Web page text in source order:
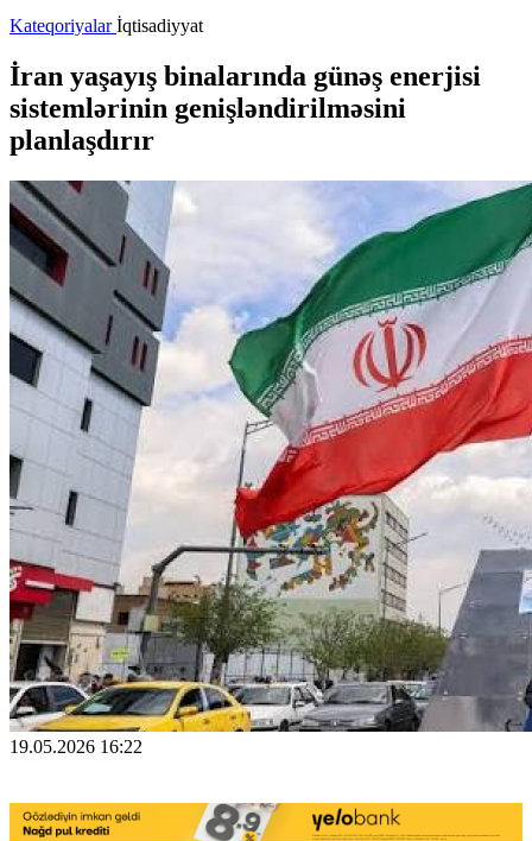
Kateqoriyalarİqtisadiyyat
İran yaşayış binalarında günəş enerjisi
sistemlərinin genişləndirilməsini
planlaşdırır
19.05.2026 16:22